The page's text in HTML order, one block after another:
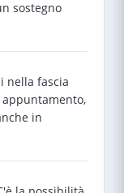
sostegno
nella fascia
appuntamento,
in